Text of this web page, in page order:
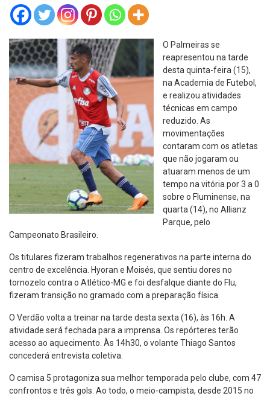
O Palmeiras se
reapresentou na tarde
desta quinta-feira (15),
na Academia de Futebol,
e realizou atividades
técnicas em campo
reduzido. As
movimentações
contaram com os atletas
que não jogaram ou
atuaram menos de um
tempo na vitória por 3 a 0
sobre o Fluminense, na
quarta (14), no Allianz
Parque, pelo
Campeonato Brasileiro.
Os titulares fizeram trabalhos regenerativos na parte interna do
centro de excelência. Hyoran e Moisés, que sentiu dores no
tornozelo contra o Atlético-MG e foi desfalque diante do Flu,
fizeram transição no gramado com a preparação física.
O Verdão volta a treinar na tarde desta sexta (16), às 16h. A
atividade será fechada para a imprensa. Os repórteres terão
acesso ao aquecimento. Às 14h30, o volante Thiago Santos
concederá entrevista coletiva.
O camisa 5 protagoniza sua melhor temporada pelo clube, com 47
confrontos e três gols. Ao todo, o meio-campista, desde 2015 no